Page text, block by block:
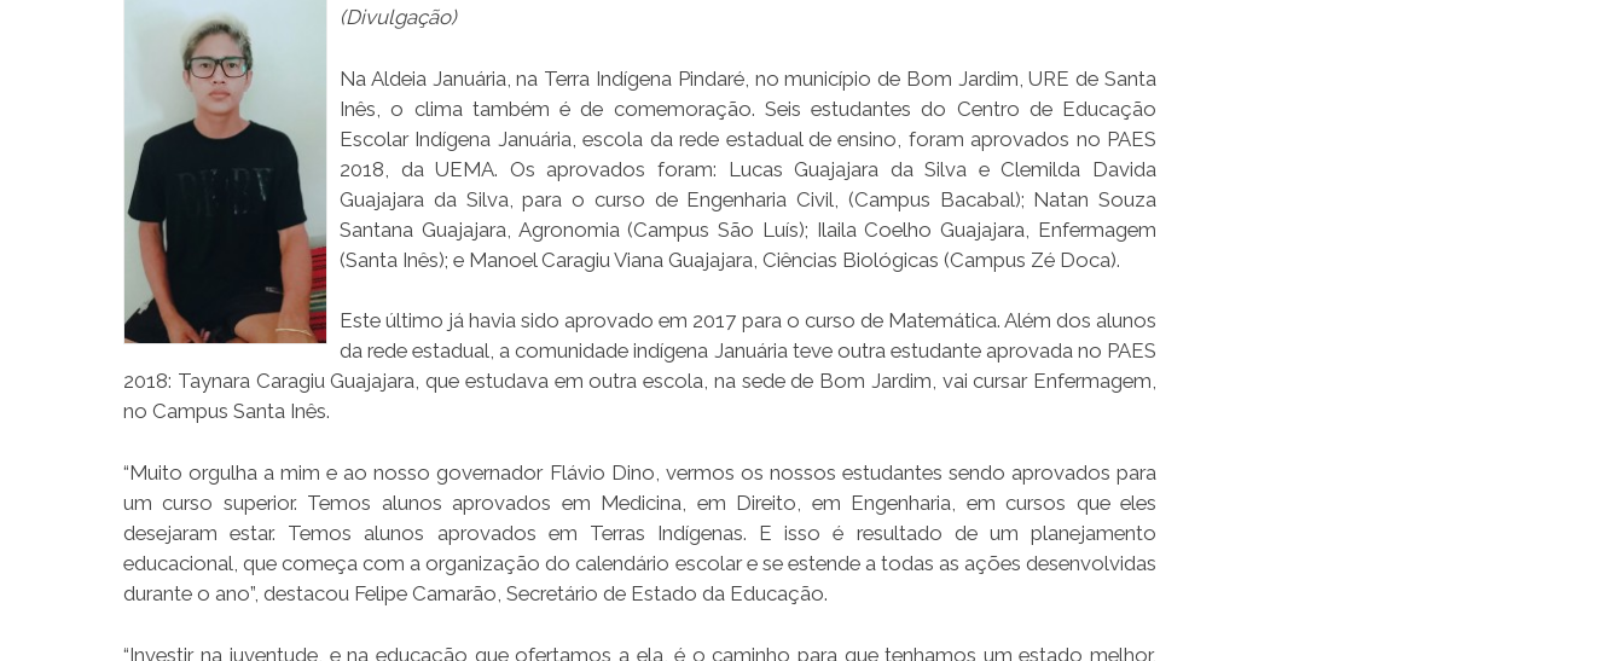
(Divulgação)
Na Aldeia Januária, na Terra Indígena Pindaré, no município de Bom Jardim, URE de Santa
Inês, o clima também é de comemoração. Seis estudantes do Centro de Educação
Escolar Indígena Januária, escola da rede estadual de ensino, foram aprovados no PAES
2018, da UEMA. Os aprovados foram: Lucas Guajajara da Silva e Clemilda Davida
Guajajara da Silva, para o curso de Engenharia Civil, (Campus Bacabal); Natan Souza
Santana Guajajara, Agronomia (Campus São Luís); Ilaila Coelho Guajajara, Enfermagem
(Santa Inês); e Manoel Caragiu Viana Guajajara, Ciências Biológicas (Campus Zé Doca).
Este último já havia sido aprovado em 2017 para o curso de Matemática. Além dos alunos
da rede estadual, a comunidade indígena Januária teve outra estudante aprovada no PAES
2018: Taynara Caragiu Guajajara, que estudava em outra escola, na sede de Bom Jardim, vai cursar Enfermagem,
no Campus Santa Inês.
“Muito orgulha a mim e ao nosso governador Flávio Dino, vermos os nossos estudantes sendo aprovados para
um curso superior. Temos alunos aprovados em Medicina, em Direito, em Engenharia, em cursos que eles
desejaram estar. Temos alunos aprovados em Terras Indígenas. E isso é resultado de um planejamento
educacional, que começa com a organização do calendário escolar e se estende a todas as ações desenvolvidas
durante o ano”, destacou Felipe Camarão, Secretário de Estado da Educação.
“Investir na juventude, e na educação que ofertamos a ela, é o caminho para que tenhamos um estado melhor,